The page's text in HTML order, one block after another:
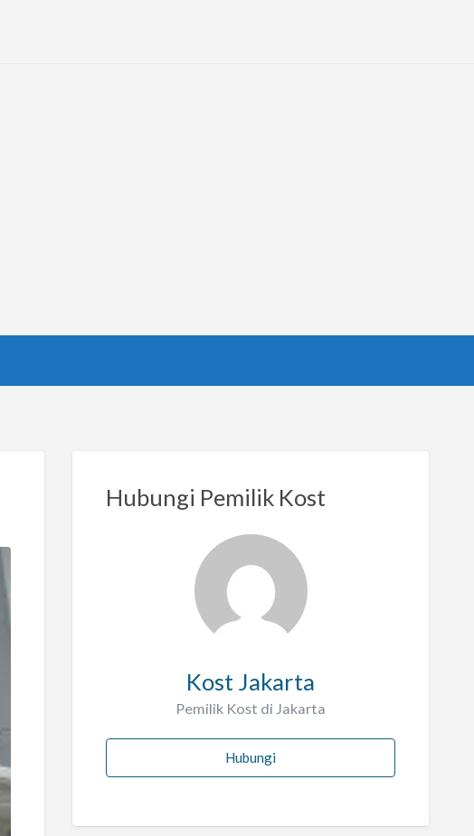
Hubungi Pemilik Kost
Kost Jakarta
Pemilik Kost di Jakarta
Hubungi